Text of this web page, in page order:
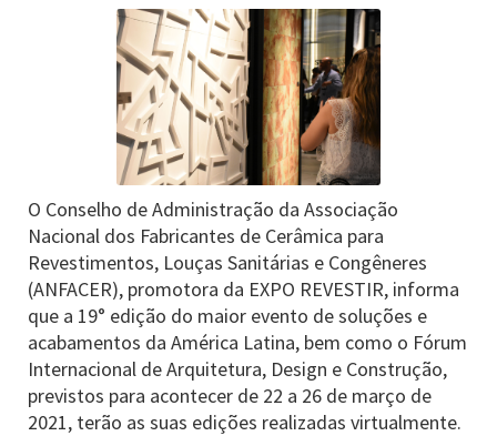
O Conselho de Administração da Associação
Nacional dos Fabricantes de Cerâmica para
Revestimentos, Louças Sanitárias e Congêneres
(ANFACER), promotora da EXPO REVESTIR, informa
que a 19° edição do maior evento de soluções e
acabamentos da América Latina, bem como o Fórum
Internacional de Arquitetura, Design e Construção,
previstos para acontecer de 22 a 26 de março de
2021, terão as suas edições realizadas virtualmente.